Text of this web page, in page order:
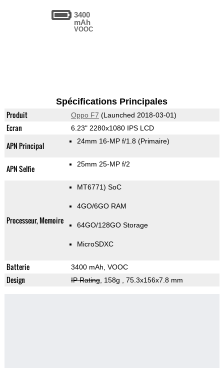
3400
mAh
VOOC
Spécifications Principales
Produit Oppo F7 (Launched 2018-03-01)
Ecran 6.23" 2280x1080 IPS LCD
APN Principal 24mm 16-MP f/1.8 (Primaire)
APN Selfie 25mm 25-MP f/2
Processeur, Memoire
MT6771) SoC
4GO/6GO RAM
64GO/128GO Storage
MicroSDXC
Batterie 3400 mAh, VOOC
Design IP Rating, 158g , 75.3x156x7.8 mm